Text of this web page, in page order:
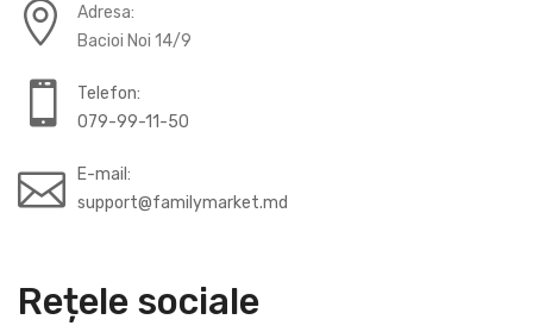
Rețele sociale
Adresa:
Bacioi Noi 14/9
Telefon:
079-99-11-50
E-mail:
support@familymarket.md